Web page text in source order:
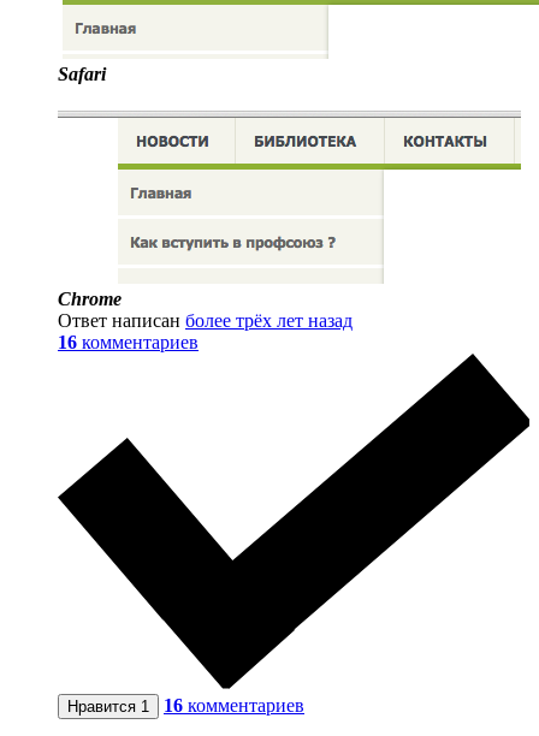
Safari
Chrome
Ответ написан более трёх лет назад
16 комментариев
Нравится 1 16 комментариев